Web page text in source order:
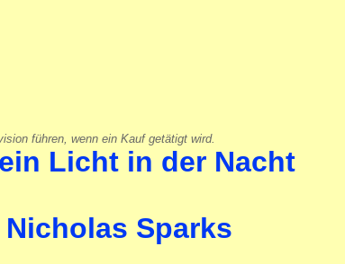
führen, wenn ein Kauf getätigt wird.
Licht in der Nacht
Nicholas Sparks